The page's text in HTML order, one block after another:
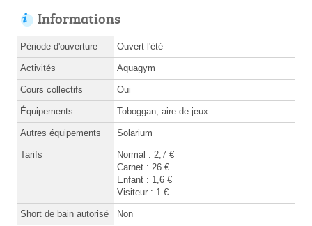
Informations
Période d'ouverture Ouvert l'été
Activités Aquagym
Cours collectifs Oui
Équipements Toboggan, aire de jeux
Autres équipements Solarium
Tarifs
Normal : 2,7 €
Carnet : 26 €
Enfant : 1,6 €
Visiteur : 1 €
Short de bain autorisé Non